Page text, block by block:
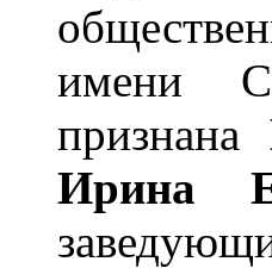
имени
признана
Ирина